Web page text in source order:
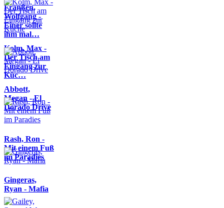
Franßen,
Wolfgang -
Einer sollte
ihm mal…
Kolm, Max -
Der Tisch am
Eingang zur
Küc…
Abbott,
Megan - El
Dorado Drive
Rash, Ron -
Mit einem Fuß
im Paradies
Gingeras,
Ryan - Mafia